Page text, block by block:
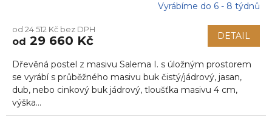
Vyrábíme do 6 - 8 týdnů
od 24 512 Kč bez DPH
od 29 660 Kč DETAIL
Dřevěná postel z masivu Salema I. s úložným prostorem
se vyrábí s průběžného masivu buk čistý/jádrový, jasan,
dub, nebo cinkový buk jádrový, tloušťka masivu 4 cm,
výška...